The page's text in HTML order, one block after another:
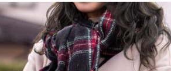
で本当かわかる判断基準7つ｜占いを